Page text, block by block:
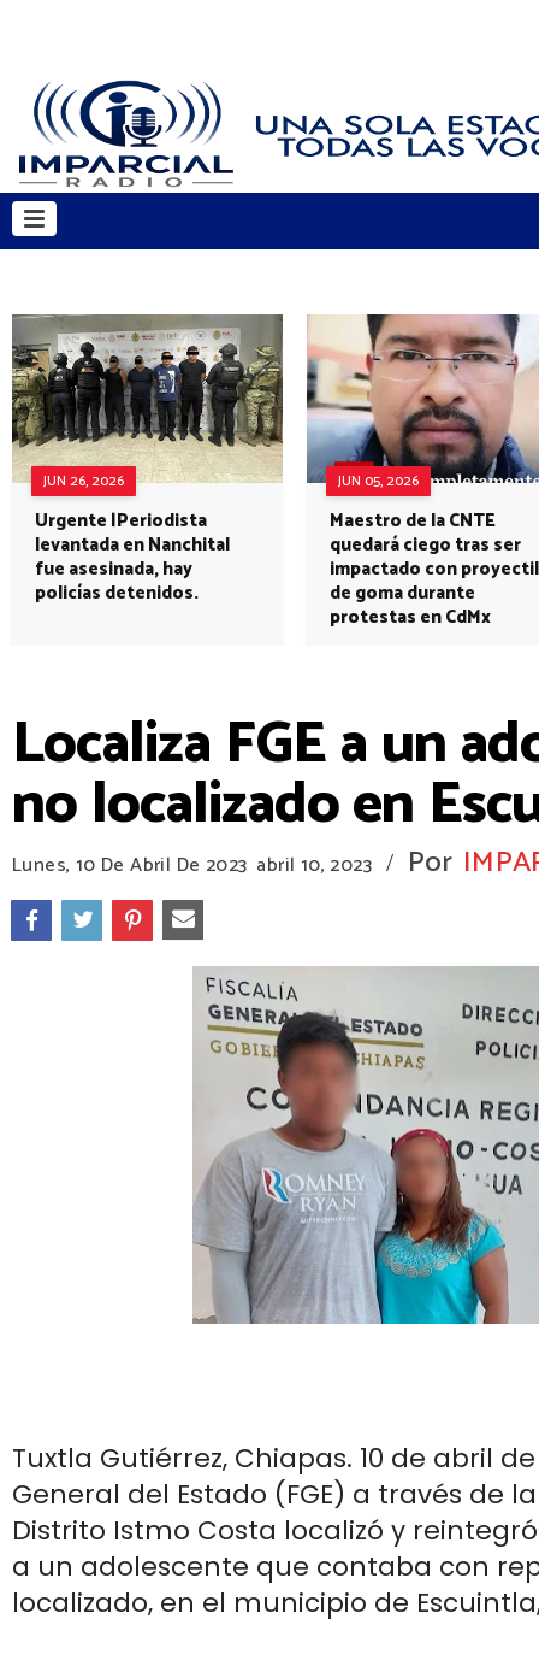
JUN 26, 2026
Urgente |Periodista
levantada en Nanchital
fue asesinada, hay
policías detenidos.
JUN 05, 2026
Maestro de la CNTE
quedará ciego tras ser
impactado con proyectil
de goma durante
protestas en CdMx
Localiza FGE a un
no localizado en
Lunes, 10 De Abril De 2023 abril 10, 2023 / Por
Tuxtla Gutiérrez, Chiapas. 10 de abril de
General del Estado (FGE) a través de
Distrito Istmo Costa localizó y
a un adolescente que contaba con
localizado, en el municipio de